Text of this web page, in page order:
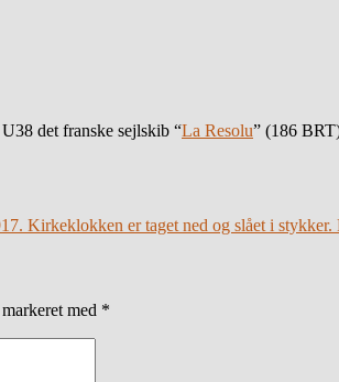
det franske sejlskib “La Resolu” (186
Kirkeklokken er taget ned og slået i stykker.
med *